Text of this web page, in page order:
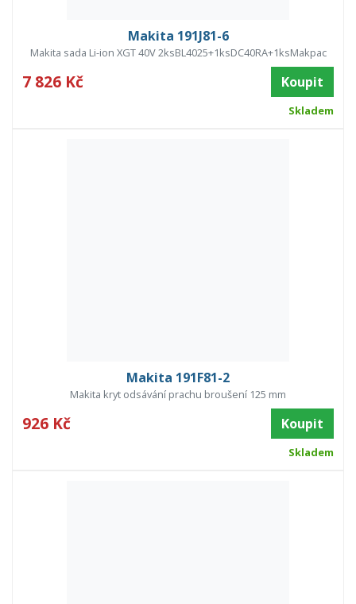
Makita 191J81-6
Makita sada Li-ion XGT 40V 2ksBL4025+1ksDC40RA+1ksMakpac
7 826 Kč Koupit
Skladem
Makita 191F81-2
Makita kryt odsávání prachu broušení 125 mm
926 Kč Koupit
Skladem